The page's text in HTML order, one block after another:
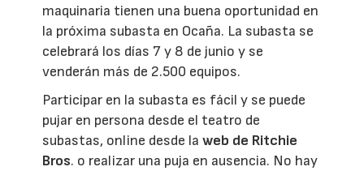
maquinaria tienen una buena oportunidad en
la próxima subasta en Ocaña. La subasta se
celebrará los días 7 y 8 de junio y se
venderán más de 2.500 equipos.
Participar en la subasta es fácil y se puede
pujar en persona desde el teatro de
subastas, online desde laweb de Ritchie
Bros. o realizar una puja en ausencia. No hay